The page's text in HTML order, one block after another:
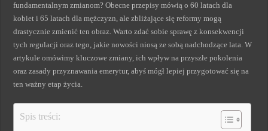
Adaptacja strategii PR kluczem do sukcesu w zmianach
fundamentalnym zmianom? Obecne przepisy mówią o 60 latach dla
kobiet i 65 latach dla mężczyzn, ale zbliżające się reformy mogą
drastycznie zmienić ten obraz. Warto zdać sobie sprawę z konsekwencji
tych regulacji oraz tego, jakie nowości niosą ze sobą nadchodzące lata. W
artykule omówimy kluczowe zmiany, ich wpływ na przyszłe pokolenia
oraz zasady przyznawania emerytur, abyś mógł lepiej przygotować się na
ten ważny etap życia.
Spis treści: